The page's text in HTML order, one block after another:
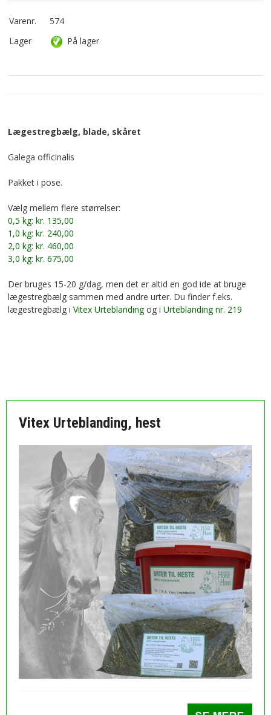
Varenr.
574
Lager
På lager
Lægestregbælg, blade, skåret
Galega officinalis
Pakket i pose.
Vælg mellem flere størrelser:
0,5 kg: kr. 135,00
1,0 kg: kr. 240,00
2,0 kg: kr. 460,00
3,0 kg: kr. 675,00
Der bruges 15-20 g/dag, men det er altid en god ide at bruge
lægestregbælg sammen med andre urter. Du finder f.eks.
lægestregbælg i Vitex Urteblandingog i Urteblanding nr. 219
Vitex Urteblanding, hest